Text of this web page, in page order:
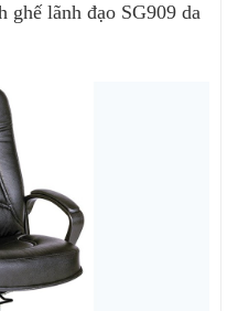
ghế lãnh đạo SG909 da